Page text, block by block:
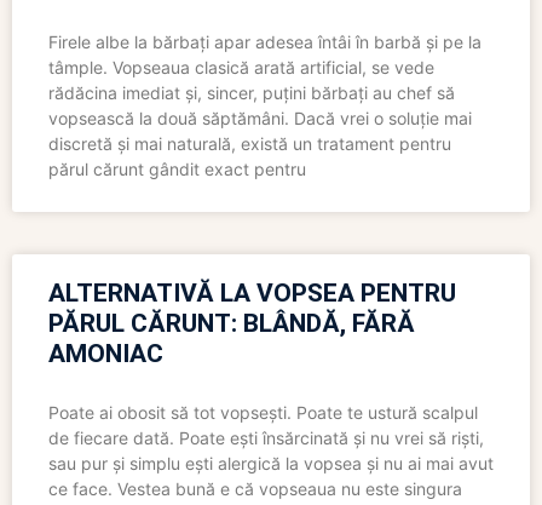
Firele albe la bărbați apar adesea întâi în barbă și pe la
tâmple. Vopseaua clasică arată artificial, se vede
rădăcina imediat și, sincer, puțini bărbați au chef să
vopsească la două săptămâni. Dacă vrei o soluție mai
discretă și mai naturală, există un tratament pentru
părul cărunt gândit exact pentru
ALTERNATIVĂ LA VOPSEA PENTRU
PĂRUL CĂRUNT: BLÂNDĂ, FĂRĂ
AMONIAC
Poate ai obosit să tot vopsești. Poate te ustură scalpul
de fiecare dată. Poate ești însărcinată și nu vrei să riști,
sau pur și simplu ești alergică la vopsea și nu ai mai avut
ce face. Vestea bună e că vopseaua nu este singura